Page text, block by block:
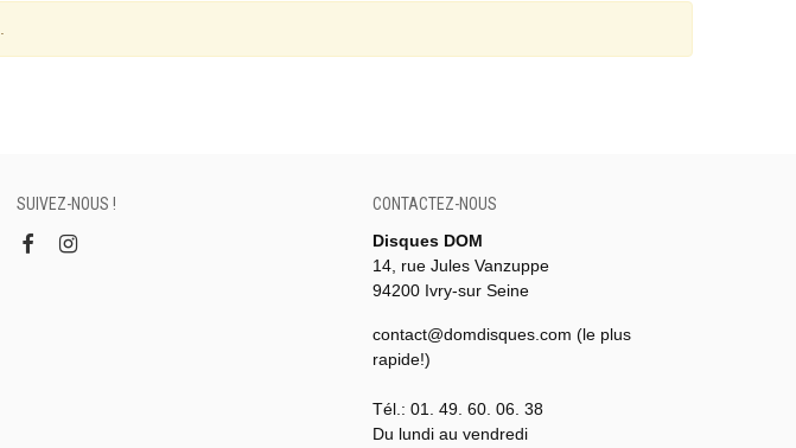
SUIVEZ-NOUS !
CONTACTEZ-NOUS
Disques DOM
14, rue Jules Vanzuppe
94200 Ivry-sur Seine
contact@domdisques.com (le plus
rapide!)
Tél.: 01. 49. 60. 06. 38
Du lundi au vendredi